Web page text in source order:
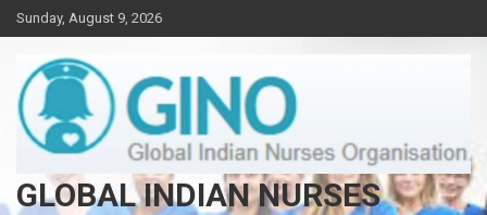
Skip
to
content
Sunday, August 9, 2026
GLOBAL INDIAN NURSES